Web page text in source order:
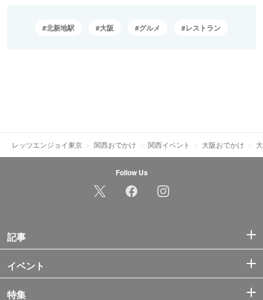
北新地駅 大阪 グルメ レストラン
レッツエンジョイ東京 関西おでかけ 関西イベント 大阪おでかけ
Follow Us
記事
イベント
特集